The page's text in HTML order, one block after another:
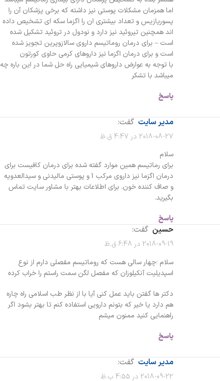
اما همزمان مشکلات پوستی نیز داشته که برخی پزشکان آن را
پسوریازیس و تعداد بیشتری ان را اگزما سکه ای تشخیص داده
اند همچنین تیروئید نیز دارد و نودول در تروئید تشکیل شده
است – برای درمان روماتیسم داروی سالازوپرین تجویز شده
است و برای درمان اگزما نیز داروهای کرمی حاوی کورتون
با توجه به عوارض داروهای شیمیایی راه حل شما در این باره چه
میباشد با تشکر
پاسخ
مدیر سایت گفت:
2018-08-27 در 4:47 ق.ظ
سلام
برای رماتیسم همین موارد گفته شده برای درمان کافیست برای
درمان اگزما نیز داروی مرکب 1 و پوستی مالیدنی و سیدالعدویه
و صاف کننده خون. برای اطلاعات بهتر با مشاور سایت تماس
بگیرید.
پاسخ
حسین گفت:
2018-09-19 در 6:48 ق.ظ
سلام ؛چهار سالی هست که روماتیسم مفصلی دارم از نوع
اسپدیلیت آنکیلوزان که مفصل لگن سمت راستم را خراب کرده
دکتر ها گفتن باید عمل کنی آیا با از نظر طب اسلامی راه چاره
هم دارد یا خیر که بتونم دارویی استفاده کنم تا بهتر بشود اگر
راهنمایی کنید ممنون میشم
پاسخ
مدیر سایت گفت:
2018-09-22 در 4:55 ب.ظ